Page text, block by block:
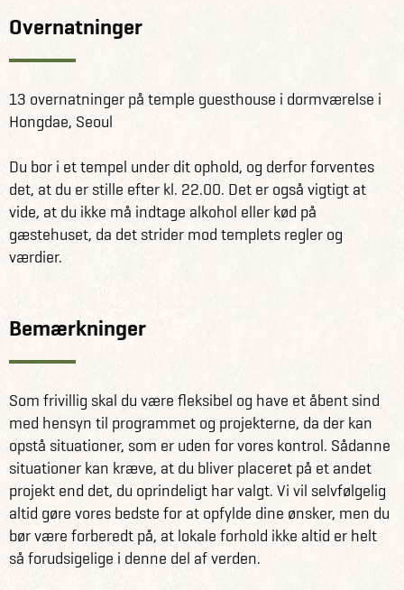
Få information og fakta om Sydkorea her
her
Overnatninger
13 overnatninger på temple guesthouse i dormværelse i
Hongdae, Seoul
Du bor i et tempel under dit ophold, og derfor forventes
det, at du er stille efter kl. 22.00. Det er også vigtigt at
vide, at du ikke må indtage alkohol eller kød på
gæstehuset, da det strider mod templets regler og
værdier.
Bemærkninger
Som frivillig skal du være fleksibel og have et åbent sind
med hensyn til programmet og projekterne, da der kan
opstå situationer, som er uden for vores kontrol. Sådanne
situationer kan kræve, at du bliver placeret på et andet
projekt end det, du oprindeligt har valgt. Vi vil selvfølgelig
altid gøre vores bedste for at opfylde dine ønsker, men du
bør være forberedt på, at lokale forhold ikke altid er helt
så forudsigelige i denne del af verden.